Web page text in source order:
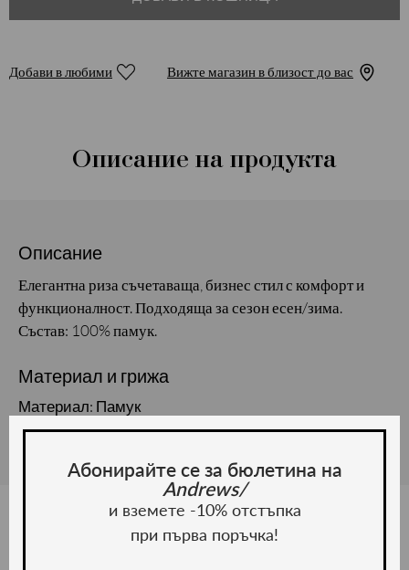
Добави в любими Вижте магазин в близост до вас
Описание на продукта
Описание
Елегантна риза съчетаваща, бизнес стил с комфорт и
функционалност. Подходяща за сезон есен/зима.
Състав: 100% памук.
Материал и грижа
Материал: Памук
Абонирайте се за бюлетина на
Andrews/
и вземете -10% отстъпка
при първа поръчка!